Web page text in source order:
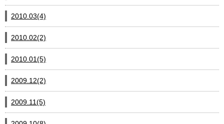
2010.03(4)
2010.02(2)
2010.01(5)
2009.12(2)
2009.11(5)